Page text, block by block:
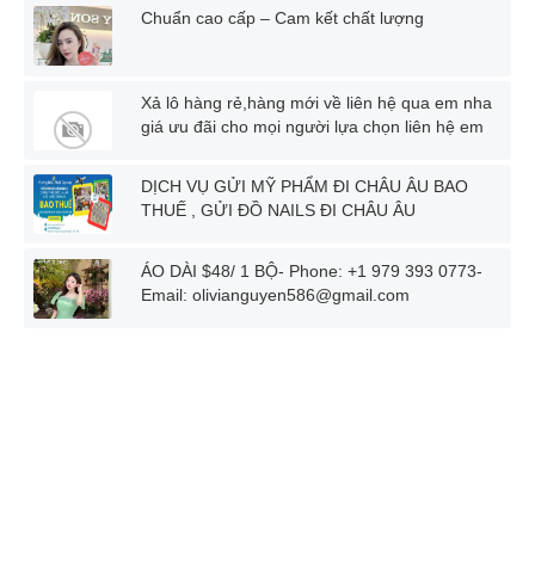
Chuẩn cao cấp – Cam kết chất lượng
Xả lô hàng rẻ,hàng mới về liên hệ qua em nha
giá ưu đãi cho mọi người lựa chọn liên hệ em
DỊCH VỤ GỬI MỸ PHẨM ĐI CHÂU ÂU BAO
THUẾ , GỬI ĐỒ NAILS ĐI CHÂU ÂU
ÁO DÀI $48/ 1 BỘ- Phone: +1 979 393 0773-
Email: olivianguyen586@gmail.com